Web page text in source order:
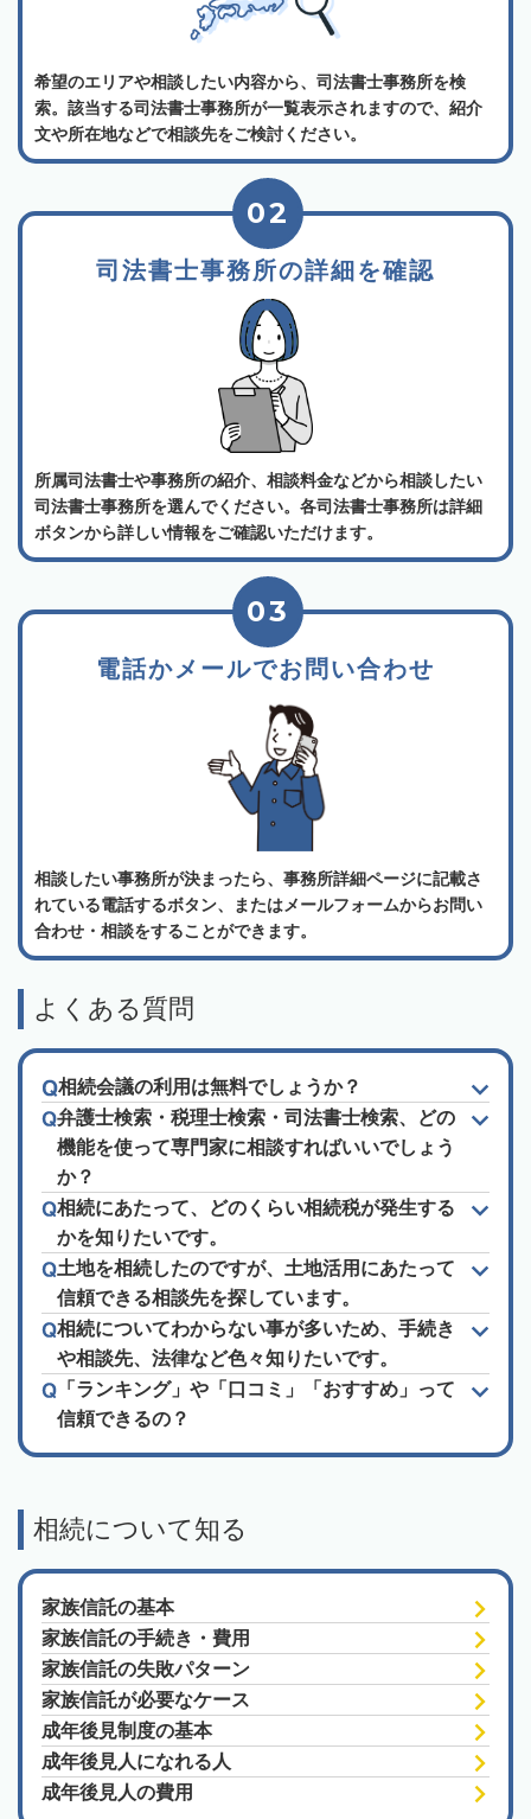
希望のエリアや相談したい内容から、司法書士事務所を検
索。該当する司法書士事務所が一覧表示されますので、紹介
文や所在地などで相談先をご検討ください。
司法書士事務所の詳細を確認
02
所属司法書士や事務所の紹介、相談料金などから相談したい
司法書士事務所を選んでください。各司法書士事務所は詳細
ボタンから詳しい情報をご確認いただけます。
電話かメールでお問い合わせ
03
相談したい事務所が決まったら、事務所詳細ページに記載さ
れている電話するボタン、またはメールフォームからお問い
合わせ・相談をすることができます。
よくある質問
相続会議の利用は無料でしょうか？
弁護士検索・税理士検索・司法書士検索、どの
機能を使って専門家に相談すればいいでしょう
か？
相続にあたって、どのくらい相続税が発生する
かを知りたいです。
土地を相続したのですが、土地活用にあたって
信頼できる相談先を探しています。
相続についてわからない事が多いため、手続き
や相談先、法律など色々知りたいです。
「ランキング」や「口コミ」「おすすめ」って
信頼できるの？
相続について知る
家族信託の基本
家族信託の手続き・費用
家族信託の失敗パターン
家族信託が必要なケース
成年後見制度の基本
成年後見人になれる人
成年後見人の費用